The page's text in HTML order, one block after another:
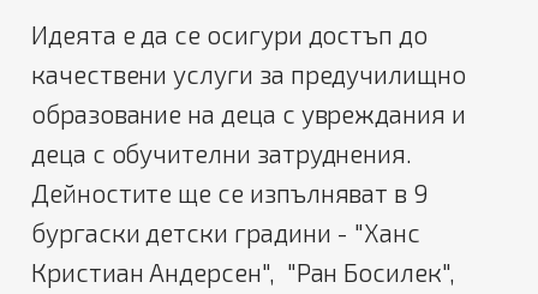
Идеята е да се осигури достъп до
качествени услуги за предучилищно
образование на деца с увреждания и
деца с обучителни затруднения.
Дейностите ще се изпълняват в 9
бургаски детски градини - "Ханс
Кристиан Андерсен", "Ран Босилек",